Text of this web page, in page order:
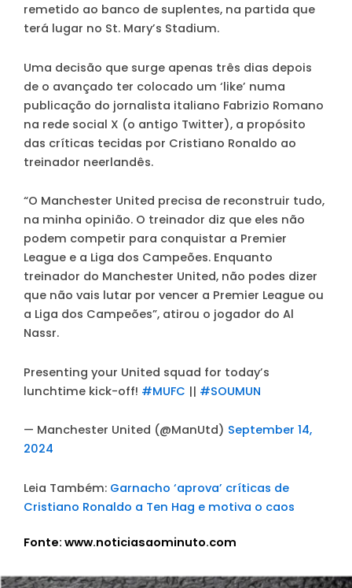
remetido ao banco de suplentes, na partida que
terá lugar no St. Mary’s Stadium.
Uma decisão que surge apenas três dias depois
de o avançado ter colocado um ‘like’ numa
publicação do jornalista italiano Fabrizio Romano
na rede social X (o antigo Twitter), a propósito
das críticas tecidas por Cristiano Ronaldo ao
treinador neerlandês.
“O Manchester United precisa de reconstruir tudo,
na minha opinião. O treinador diz que eles não
podem competir para conquistar a Premier
League e a Liga dos Campeões. Enquanto
treinador do Manchester United, não podes dizer
que não vais lutar por vencer a Premier League ou
a Liga dos Campeões”, atirou o jogador do Al
Nassr.
Presenting your United squad for today’s
lunchtime kick-off! ️️ #MUFC || #SOUMUN
— Manchester United (@ManUtd) September 14,
2024
Leia Também: Garnacho ‘aprova’ críticas de
Cristiano Ronaldo a Ten Hag e motiva o caos
Fonte: www.noticiasaominuto.com